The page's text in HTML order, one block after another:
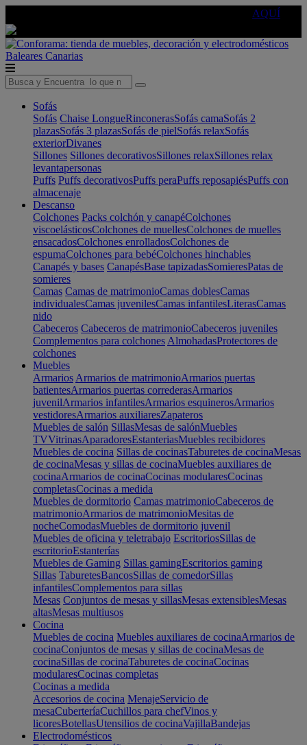
AQUÍ
Baleares Canarias
Sofás
Sofás Chaise LongueRinconerasSofás camaSofás 2
plazasSofás 3 plazasSofás de pielSofás relaxSofás
exteriorDivanes
Sillones Sillones decorativosSillones relaxSillones relax
levantapersonas
Puffs Puffs decorativosPuffs peraPuffs reposapiésPuffs con
almacenaje
Descanso
Colchones Packs colchón y canapéColchones
viscoelásticosColchones de muellesColchones de muelles
ensacadosColchones enrolladosColchones de
espumaColchones para bebéColchones hinchables
Canapés y bases CanapésBase tapizadasSomieresPatas de
somieres
Camas Camas de matrimonioCamas doblesCamas
individualesCamas juvenilesCamas infantilesLiterasCamas
nido
Cabeceros Cabeceros de matrimonioCabeceros juveniles
Complementos para colchones AlmohadasProtectores de
colchones
Muebles
Armarios Armarios de matrimonioArmarios puertas
batientesArmarios puertas correderasArmarios
juvenilArmarios infantilesArmarios esquinerosArmarios
vestidoresArmarios auxiliaresZapateros
Muebles de salón SillasMesas de salónMuebles
TVVitrinasAparadoresEstanteriasMuebles recibidores
Muebles de cocina Sillas de cocinasTaburetes de cocinaMesas
de cocinaMesas y sillas de cocinaMuebles auxiliares de
cocinaArmarios de cocinaCocinas modularesCocinas
completasCocinas a medida
Muebles de dormitorio Camas matrimonioCabeceros de
matrimonioArmarios de matrimonioMesitas de
nocheComodasMuebles de dormitorio juvenil
Muebles de oficina y teletrabajo EscritoriosSillas de
escritorioEstanterías
Muebles de Gaming Sillas gamingEscritorios gaming
Sillas TaburetesBancosSillas de comedorSillas
infantilesComplementos para sillas
Mesas Conjuntos de mesas y sillasMesas extensiblesMesas
altasMesas multiusos
Cocina
Muebles de cocina Muebles auxiliares de cocinaArmarios de
cocinaConjuntos de mesas y sillas de cocinaMesas de
cocinaSillas de cocinaTaburetes de cocinaCocinas
modularesCocinas completas
Cocinas a medida
Accesorios de cocina MenajeServicio de
mesaCuberteríaCuchillos para chefVinos y
licoresBotellasUtensilios de cocinaVajillaBandejas
Electrodomésticos